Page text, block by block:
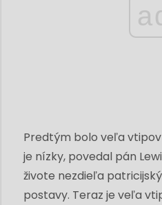
Predtým bolo veľa
je nízky, povedal pán
živote nezdieľa
postavy. Teraz je veľa